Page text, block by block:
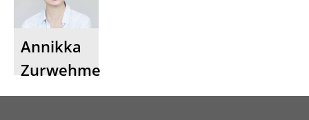
Annikka
Zurwehme